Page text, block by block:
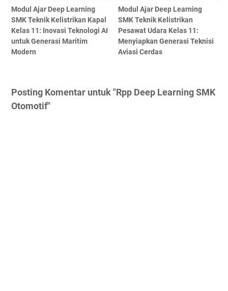
Modul Ajar Deep Learning
SMK Teknik Kelistrikan Kapal
Kelas 11: Inovasi Teknologi AI
untuk Generasi Maritim
Modern
Modul Ajar Deep Learning
SMK Teknik Kelistrikan
Pesawat Udara Kelas 11:
Menyiapkan Generasi Teknisi
Aviasi Cerdas
Posting Komentar untuk "Rpp Deep Learning SMK
Otomotif"